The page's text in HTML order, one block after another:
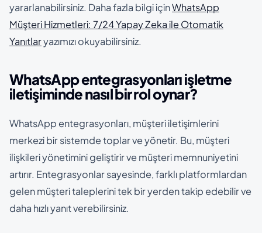
yararlanabilirsiniz. Daha fazla bilgi içinWhatsApp
Müşteri Hizmetleri: 7/24 Yapay Zeka ile Otomatik
Yanıtlaryazımızı okuyabilirsiniz.
WhatsApp entegrasyonları işletme
iletişiminde nasıl bir rol oynar?
WhatsApp entegrasyonları, müşteri iletişimlerini
merkezi bir sistemde toplar ve yönetir. Bu, müşteri
ilişkileri yönetimini geliştirir ve müşteri memnuniyetini
artırır. Entegrasyonlar sayesinde, farklı platformlardan
gelen müşteri taleplerini tek bir yerden takip edebilir ve
daha hızlı yanıt verebilirsiniz.